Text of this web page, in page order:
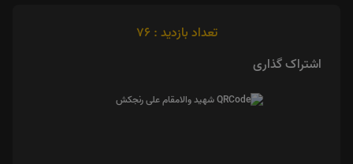
تعداد بازدید : 76
اشتراک گذاری